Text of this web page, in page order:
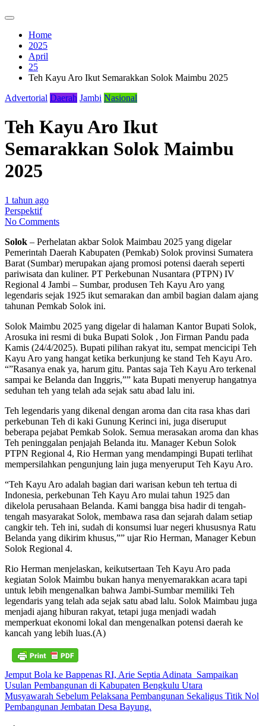
Home
2025
April
25
Teh Kayu Aro Ikut Semarakkan Solok Maimbu 2025
Advertorial Daerah Jambi Nasional
Teh Kayu Aro Ikut
Semarakkan Solok Maimbu
2025
1 tahun ago
Perspektif
No Comments
Solok – Perhelatan akbar Solok Maimbau 2025 yang digelar
Pemerintah Daerah Kabupaten (Pemkab) Solok provinsi Sumatera
Barat (Sumbar) merupakan ajang promosi potensi daerah seperti
pariwisata dan kuliner. PT Perkebunan Nusantara (PTPN) IV
Regional 4 Jambi – Sumbar, produsen Teh Kayu Aro yang
legendaris sejak 1925 ikut semarakan dan ambil bagian dalam ajang
tahunan Pemkab Solok ini.
Solok Maimbu 2025 yang digelar di halaman Kantor Bupati Solok,
Arosuka ini resmi di buka Bupati Solok , Jon Firman Pandu pada
Kamis (24/4/2025). Bupati pilihan rakyat itu, sempat mencicipi Teh
Kayu Aro yang hangat ketika berkunjung ke stand Teh Kayu Aro.
“”Rasanya enak ya, harum gitu. Pantas saja Teh Kayu Aro terkenal
sampai ke Belanda dan Inggris,”” kata Bupati menyerup hangatnya
seduhan teh yang telah ada sejak satu abad lalu ini.
Teh legendaris yang dikenal dengan aroma dan cita rasa khas dari
perkebunan Teh di kaki Gunung Kerinci ini, juga diseruput
beberapa pejabat Pemkab Solok. Semua merasakan aroma dan khas
Teh peninggalan penjajah Belanda itu. Manager Kebun Solok
PTPN Regional 4, Rio Herman yang mendampingi Bupati terlihat
mempersilahkan pengunjung lain juga menyeruput Teh Kayu Aro.
“Teh Kayu Aro adalah bagian dari warisan kebun teh tertua di
Indonesia, perkebunan Teh Kayu Aro mulai tahun 1925 dan
dikelola perusahaan Belanda. Kami bangga bisa hadir di tengah-
tengah masyarakat Solok, membawa rasa dan sejarah dalam setiap
cangkir teh. Teh ini, sudah di konsumsi luar negeri khususnya Ratu
Belanda yang dikirim khusus,”” ujar Rio Herman, Manager Kebun
Solok Regional 4.
Rio Herman menjelaskan, keikutsertaan Teh Kayu Aro pada
kegiatan Solok Maimbu bukan hanya menyemarakkan acara tapi
untuk lebih mengenalkan bahwa Jambi-Sumbar memiliki Teh
legendaris yang telah ada sejak satu abad lalu. Solok Maimbau juga
menjadi ajang hiburan rakyat, tetapi juga menjadi wadah
memperkuat ekonomi lokal dan mengenalkan potensi daerah ke
kancah yang lebih luas.(A)
Navigasi
pos
Jemput Bola ke Bappenas RI, Arie Septia Adinata Sampaikan
Usulan Pembangunan di Kabupaten Bengkulu Utara
Musyawarah Sebelum Pelaksana Pembangunan Sekaligus Titik Nol
Pembangunan Jembatan Desa Bayung.